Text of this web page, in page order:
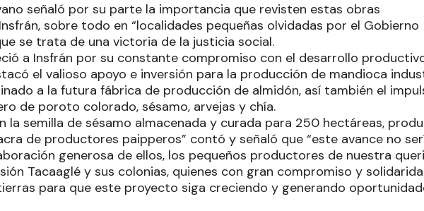
señaló por su parte la importancia que revisten estas obras
sobre todo en “localidades pequeñas olvidadas por el Gobierno
se trata de una victoria de la justicia social.
a Insfrán por su constante compromiso con el desarrollo
el valioso apoyo e inversión para la producción de mandioca
a la futura fábrica de producción de almidón, así también el
de poroto colorado, sésamo, arvejas y chía.
la semilla de sésamo almacenada y curada para 250 hectáreas,
de productores paipperos” contó y señaló que “este avance no
generosa de ellos, los pequeños productores de nuestra
Tacaaglé y sus colonias, quienes con gran compromiso y
para que este proyecto siga creciendo y generando